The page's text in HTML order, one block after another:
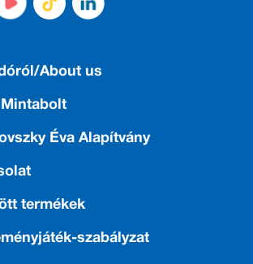
About us
Mintabolt
Éva Alapítvány
termékek
szabályzat